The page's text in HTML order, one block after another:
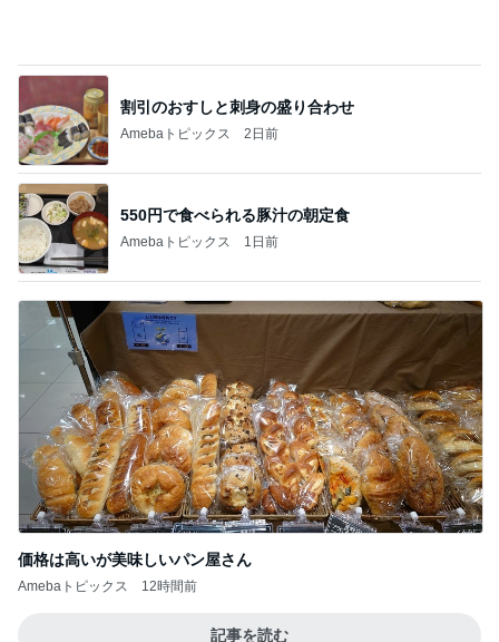
550円で食べられる豚汁の朝定食
Amebaトピックス 1日前
価格は高いが美味しいパン屋さん
Amebaトピックス 12時間前
記事を読む
Amebaトピックス 14時間前